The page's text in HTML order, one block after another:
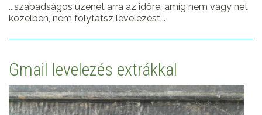
...szabadságos üzenet arra az időre, amíg nem vagy net
közelben, nem folytatsz levelezést...
Gmail levelezés extrákkal